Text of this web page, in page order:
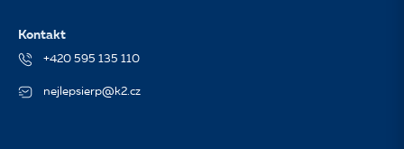
Kontakt
+420 595 135 110
nejlepsierp@k2.cz